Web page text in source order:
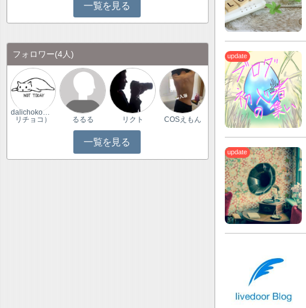
一覧を見る
フォロワー(4人)
dalichoko（ダ
リチョコ）
るるる リクト COSえもん
一覧を見る